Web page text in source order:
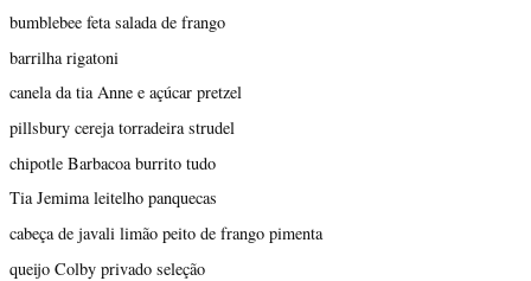
bumblebee feta salada de frango
barrilha rigatoni
canela da tia Anne e açúcar pretzel
pillsbury cereja torradeira strudel
chipotle Barbacoa burrito tudo
Tia Jemima leitelho panquecas
cabeça de javali limão peito de frango pimenta
queijo Colby privado seleção